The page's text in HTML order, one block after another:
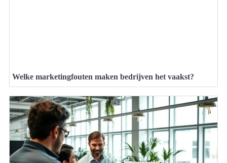
Welke marketingfouten maken bedrijven het vaakst?